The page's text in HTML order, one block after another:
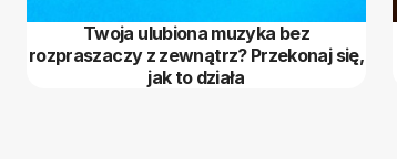
Twoja ulubiona muzyka bez
rozpraszaczy z zewnątrz? Przekonaj się,
jak to działa